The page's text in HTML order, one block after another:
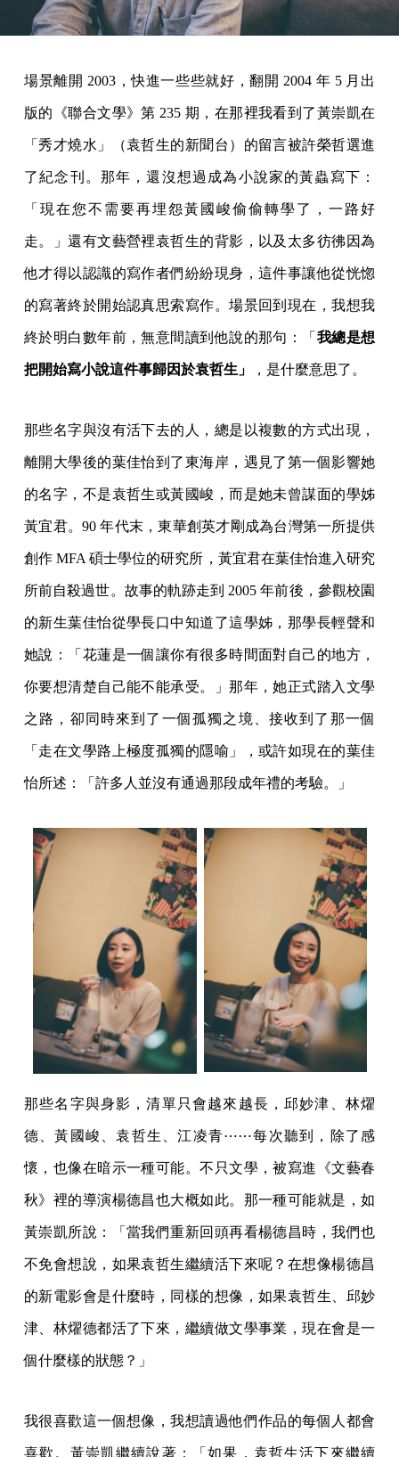
場景離開 2003，快進一些些就好，翻開 2004 年 5 月出
版的《聯合文學》第 235 期，在那裡我看到了黃崇凱在
「秀才燒水」（袁哲生的新聞台）的留言被許榮哲選進
了紀念刊。那年，還沒想過成為小說家的黃蟲寫下：
「現在您不需要再埋怨黃國峻偷偷轉學了，一路好
走。」還有文藝營裡袁哲生的背影，以及太多彷彿因為
他才得以認識的寫作者們紛紛現身，這件事讓他從恍惚
的寫著終於開始認真思索寫作。場景回到現在，我想我
終於明白數年前，無意間讀到他說的那句：「 我總是想
把開始寫小說這件事歸因於袁哲生」 ，是什麼意思了。
那些名字與沒有活下去的人，總是以複數的方式出現，
離開大學後的葉佳怡到了東海岸，遇見了第一個影響她
的名字，不是袁哲生或黃國峻，而是她未曾謀面的學姊
黃宜君。90 年代末，東華創英才剛成為台灣第一所提供
創作 MFA 碩士學位的研究所，黃宜君在葉佳怡進入研究
所前自殺過世。故事的軌跡走到 2005 年前後，參觀校園
的新生葉佳怡從學長口中知道了這學姊，那學長輕聲和
她說：「花蓮是一個讓你有很多時間面對自己的地方，
你要想清楚自己能不能承受。」那年，她正式踏入文學
之路，卻同時來到了一個孤獨之境、接收到了那一個
「走在文學路上極度孤獨的隱喻」，或許如現在的葉佳
怡所述：「許多人並沒有通過那段成年禮的考驗。」
那些名字與身影，清單只會越來越長，邱妙津、林燿
德、黃國峻、袁哲生、江凌青⋯⋯每次聽到，除了感
懷，也像在暗示一種可能。不只文學，被寫進《文藝春
秋》裡的導演楊德昌也大概如此。那一種可能就是，如
黃崇凱所說：「當我們重新回頭再看楊德昌時，我們也
不免會想說，如果袁哲生繼續活下來呢？在想像楊德昌
的新電影會是什麼時，同樣的想像，如果袁哲生、邱妙
津、林燿德都活了下來，繼續做文學事業，現在會是一
個什麼樣的狀態？」
我很喜歡這一個想像，我想讀過他們作品的每個人都會
喜歡。黃崇凱繼續說著：「如果，袁哲生活下來繼續